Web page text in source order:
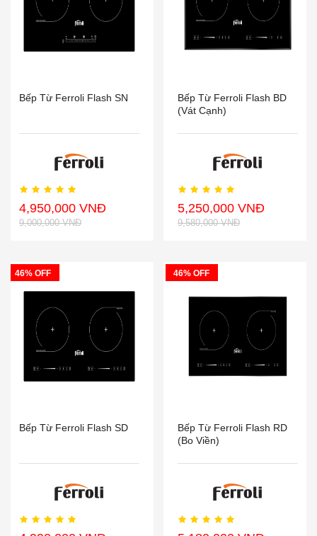
Bếp Từ Ferroli Flash SN
4,950,000 VNĐ
9,000,000 VNĐ
Bếp Từ Ferroli Flash BD
(vát Cạnh)
5,250,000 VNĐ
9,580,000 VNĐ
46% OFF
Bếp Từ Ferroli Flash SD
46% OFF
Bếp Từ Ferroli Flash RD
(Bo Viền)